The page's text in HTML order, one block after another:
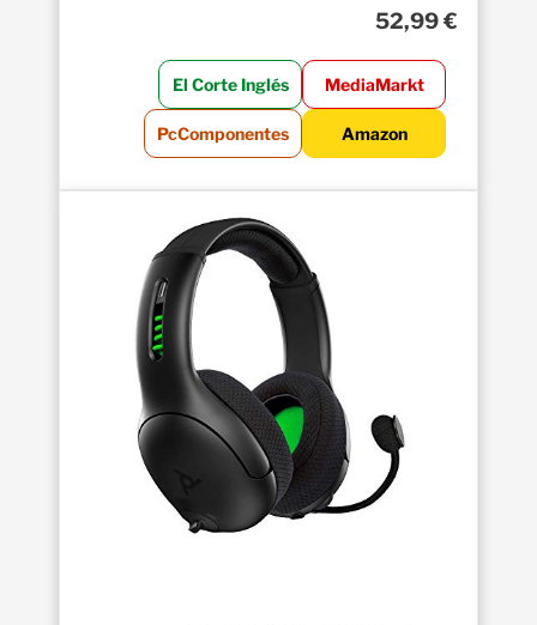
52,99 €
El Corte Inglés MediaMarkt
PcComponentes Amazon